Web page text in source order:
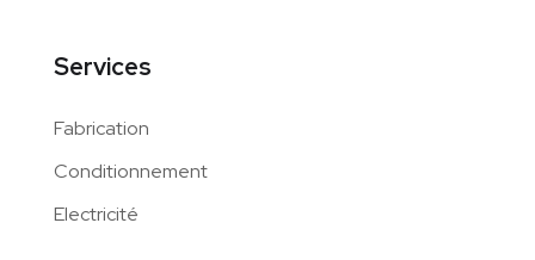
Services
Fabrication
Conditionnement
Electricité